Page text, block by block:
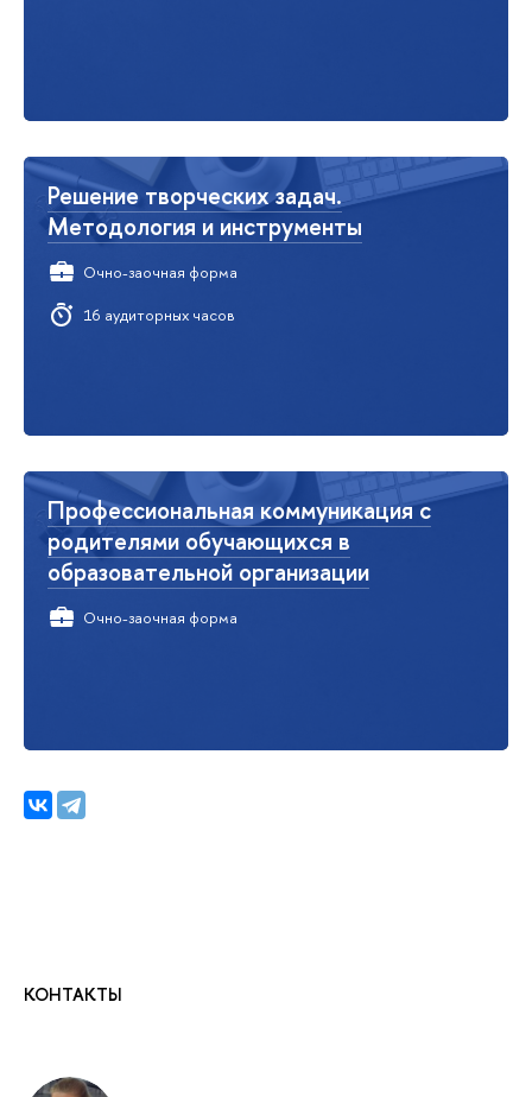
КОНТАКТЫ
Решение творческих задач.
Методология и инструменты
Очно-заочная форма
16 аудиторных часов
Профессиональная коммуникация с
родителями обучающихся в
образовательной организации
Очно-заочная форма